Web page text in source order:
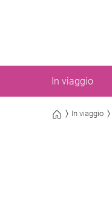
In viaggio
In viaggio